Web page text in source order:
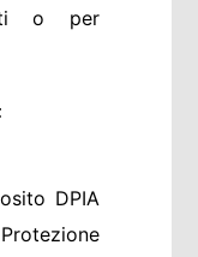
o per
DPIA